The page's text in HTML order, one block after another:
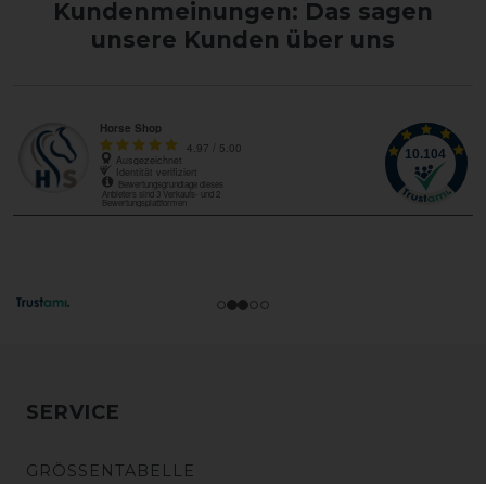
Kundenmeinungen: Das sagen
unsere Kunden über uns
SERVICE
GRÖSSENTABELLE